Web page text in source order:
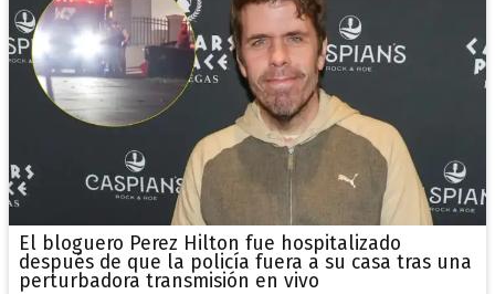
El bloguero Perez Hilton fue hospitalizado
después de que la policía fuera a su casa tras una
perturbadora transmisión en vivo